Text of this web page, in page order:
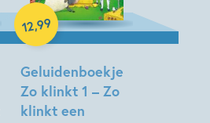
Geluidenboekje
Zo klinkt 1 – Zo
klinkt een
12,99
Hardcover